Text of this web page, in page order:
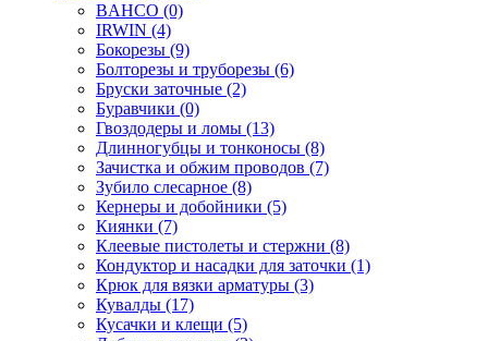
BAHCO (0)
IRWIN (4)
Бокорезы (9)
Болторезы и труборезы (6)
Бруски заточные (2)
Буравчики (0)
Гвоздодеры и ломы (13)
Длинногубцы и тонконосы (8)
Зачистка и обжим проводов (7)
Зубило слесарное (8)
Кернеры и добойники (5)
Киянки (7)
Клеевые пистолеты и стержни (8)
Кондуктор и насадки для заточки (1)
Крюк для вязки арматуры (3)
Кувалды (17)
Кусачки и клещи (5)